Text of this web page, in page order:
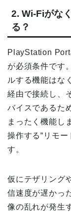
2. Wi-Fiがな
る？
PlayStation
が必須条件です
ルする機能はな
経由で接続し、
バイスであるた
まったく機能し
操作する“リモー
す。
仮にテザリング
信速度が遅かっ
像の乱れが発生